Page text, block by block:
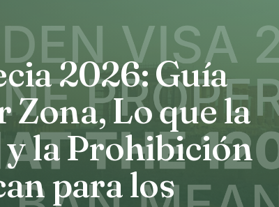
2026: Guía
Zona, Lo que la
y la Prohibición
para los